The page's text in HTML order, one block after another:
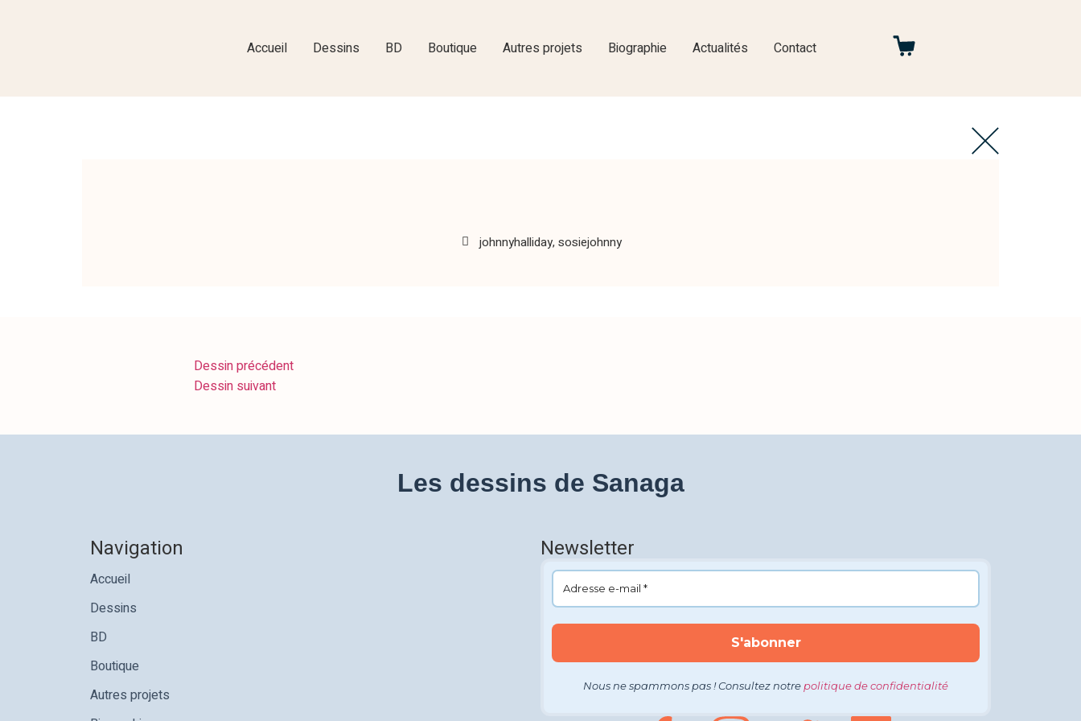
Accueil Dessins BD Boutique Autres projets Biographie Actualités Contact
johnnyhalliday, sosiejohnny
Dessin précédent
Dessin suivant
Les dessins de Sanaga
Navigation
Accueil
Dessins
BD
Boutique
Autres projets
Newsletter
Nous ne spammons pas ! Consultez notre politique de confidentialité